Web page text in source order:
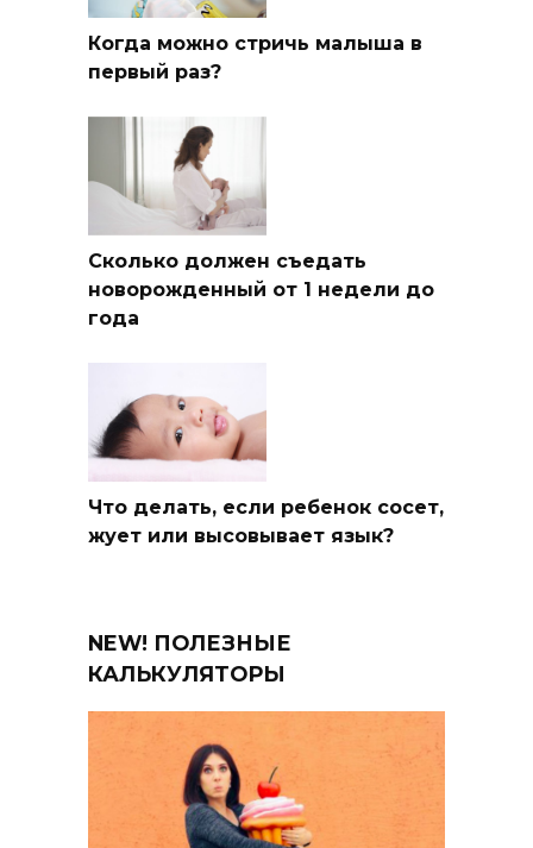
Когда можно стричь малыша в
первый раз?
Сколько должен съедать
новорожденный от 1 недели до
года
Что делать, если ребенок сосет,
жует или высовывает язык?
NEW! ПОЛЕЗНЫЕ
КАЛЬКУЛЯТОРЫ